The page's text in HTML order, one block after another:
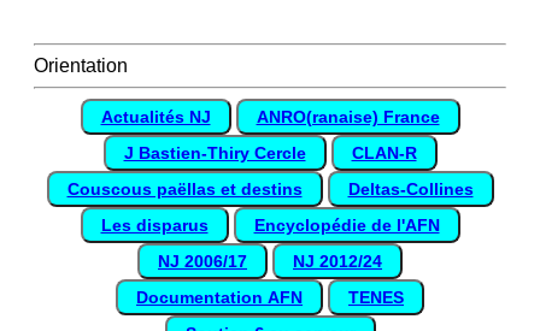
Orientation
Actualités NJ
ANRO(ranaise) France
J Bastien-Thiry Cercle
CLAN-R
Couscous paëllas et destins
Deltas-Collines
Les disparus
Encyclopédie de l'AFN
NJ 2006/17
NJ 2012/24
Documentation AFN
TENES